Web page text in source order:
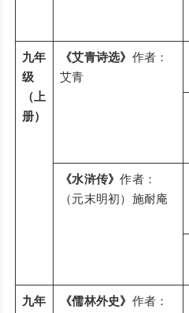
九年
级
（上
册）
《艾青诗选》 作者：
艾青
《水浒传》作者：
（元末明初）施耐庵
九年
《儒林外史》 作者：